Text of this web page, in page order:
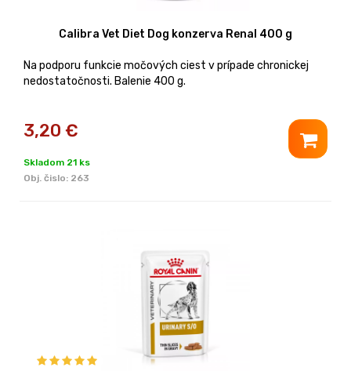
Calibra Vet Diet Dog konzerva Renal 400 g
Na podporu funkcie močových ciest v prípade chronickej
nedostatočnosti. Balenie 400 g.
3,20 €
Skladom 21 ks
Obj. čislo: 263